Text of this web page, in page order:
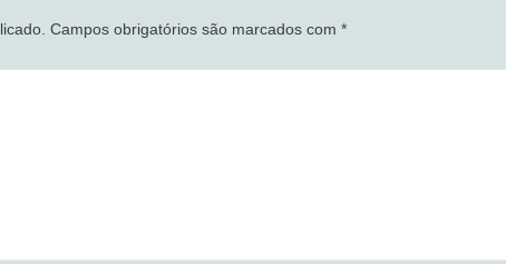
Campos obrigatórios são marcados com *